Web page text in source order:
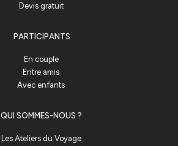
Devis gratuit
PARTICIPANTS
En couple
Entre amis
Avec enfants
QUI SOMMES-NOUS ?
Les Ateliers du Voyage